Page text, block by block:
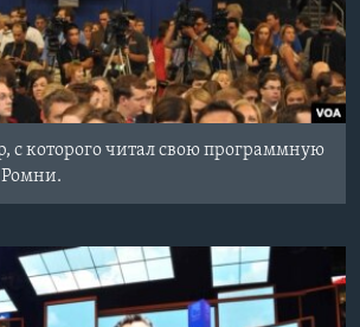
с которого читал свою программную